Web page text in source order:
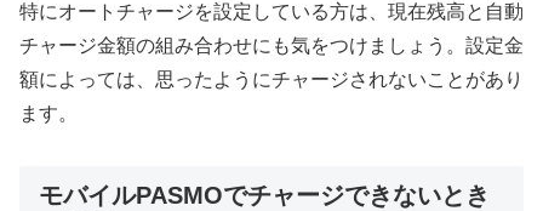
特にオートチャージを設定している方は、現在残高と自動
チャージ金額の組み合わせにも気をつけましょう。設定金
額によっては、思ったようにチャージされないことがあり
ます。
モバイルPASMOでチャージできないとき